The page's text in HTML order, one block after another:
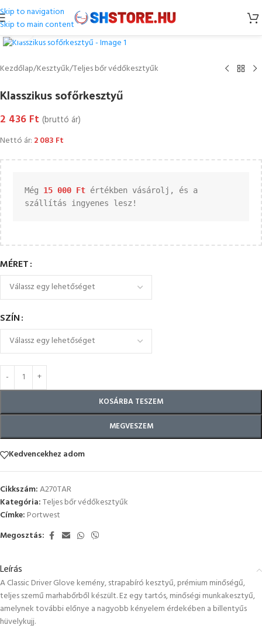
Skip to navigation
Skip to main content
Kattintson a nagyításhoz
Kezdőlap/Kesztyűk/Teljes bőr védőkesztyűk
Klasszikus sofőrkesztyű
2 436 Ft (bruttó ár)
Nettó ár: 2 083 Ft
Még 15 000 Ft értékben vásárolj, és a
szállítás ingyenes lesz!
MÉRET
SZÍN
KOSÁRBA TESZEM
MEGVESZEM
Kedvencekhez adom
Cikkszám:A270TAR
Kategória:Teljes bőr védőkesztyűk
Címke: Portwest
Megosztás:
Leírás
A Classic Driver Glove kemény, strapabíró kesztyű, prémium minőségű,
teljes szemű marhabőrből készült. Ez egy tartós, minőségi munkakesztyű,
amelynek további előnye a nagyobb kényelem érdekében a billentyűs
hüvelykujj.